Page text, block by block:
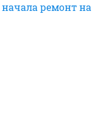
начала ремонт